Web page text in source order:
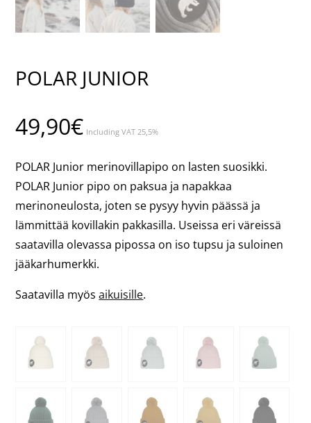
POLAR JUNIOR
49,90€ Including VAT 25,5%
POLAR Junior merinovillapipo on lasten suosikki.
POLAR Junior pipo on paksua ja napakkaa
merinoneulosta, joten se pysyy hyvin päässä ja
lämmittää kovillakin pakkasilla. Useissa eri väreissä
saatavilla olevassa pipossa on iso tupsu ja suloinen
jääkarhumerkki.
Saatavilla myösaikuisille.